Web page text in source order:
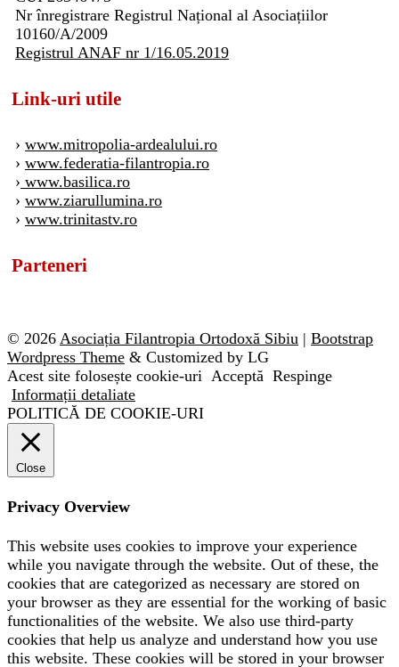
Nr înregistrare Registrul Național al Asociațiilor
10160/A/2009
Registrul ANAF nr 1/16.05.2019
Link-uri utile
› www.mitropolia-ardealului.ro
› www.federatia-filantropia.ro
› www.basilica.ro
› www.ziarullumina.ro
› www.trinitastv.ro
Parteneri
© 2026 Asociația Filantropia Ortodoxă Sibiu | Bootstrap
Wordpress Theme & Customized by LG
Acest site folosește cookie-uri Acceptă Respinge
Informații detaliate
POLITICĂ DE COOKIE-URI
Close
Privacy Overview
This website uses cookies to improve your experience
while you navigate through the website. Out of these, the
cookies that are categorized as necessary are stored on
your browser as they are essential for the working of basic
functionalities of the website. We also use third-party
cookies that help us analyze and understand how you use
this website. These cookies will be stored in your browser